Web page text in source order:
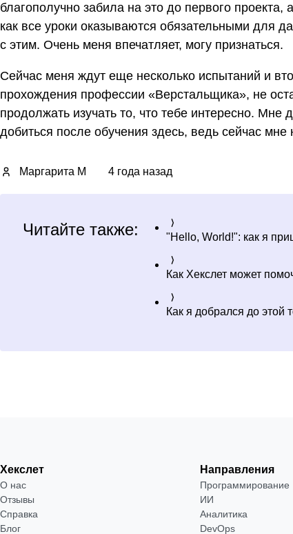
благополучно забила на это до первого
как все уроки оказываются обязательными для
с этим. Очень меня впечатляет, могу признаться.
Сейчас меня ждут еще несколько испытаний и
прохождения профессии «Верстальщика», не
продолжать изучать то, что тебе интересно. Мне
добиться после обучения здесь, ведь сейчас мне
Маргарита М 4 года назад
Читайте также: "Hello, World!": как я
Как Хекслет может
Как я добрался до этой
Хекслет
О нас
Отзывы
Справка
Блог
Направления
Программирование
ИИ
Аналитика
DevOps